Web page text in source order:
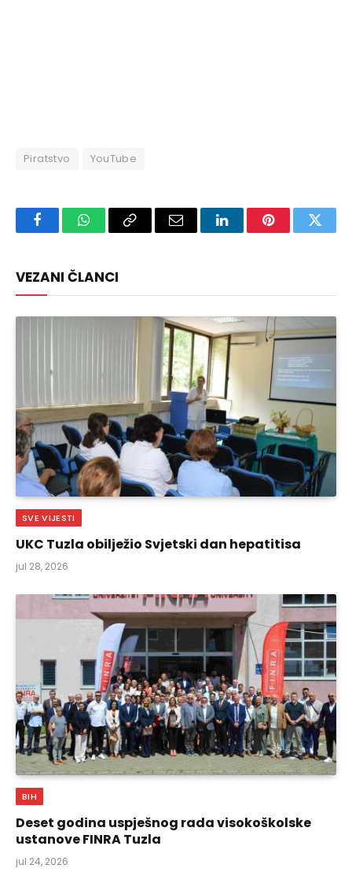
Piratstvo YouTube
FacebookWhatsAppCopy
Email LinkedInPinterest
VEZANI ČLANCI
SVE VIJESTI
UKC Tuzla obilježio Svjetski dan hepatitisa
jul 28, 2026
BIH
Deset godina uspješnog rada visokoškolske
ustanove FINRA Tuzla
jul 24, 2026